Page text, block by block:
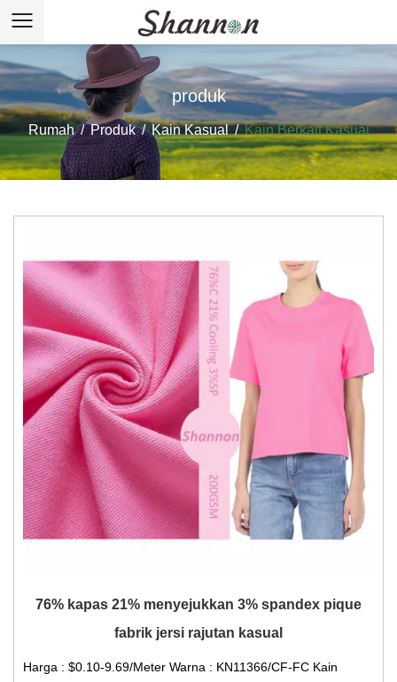
produk
Rumah/Produk/Kain Kasual/Kain Berkait Kasual
76% kapas 21% menyejukkan 3% spandex pique
fabrik jersi rajutan kasual
Harga : $0.10-9.69/Meter Warna : KN11366/CF-FC Kain